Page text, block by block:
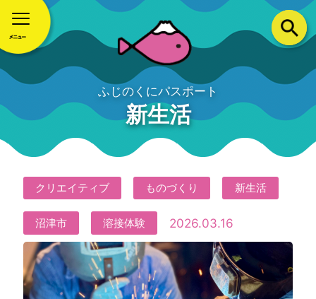
ふじのくにパスポート
新生活
クリエイティブ ものづくり 新生活
沼津市 溶接体験 2026.03.16